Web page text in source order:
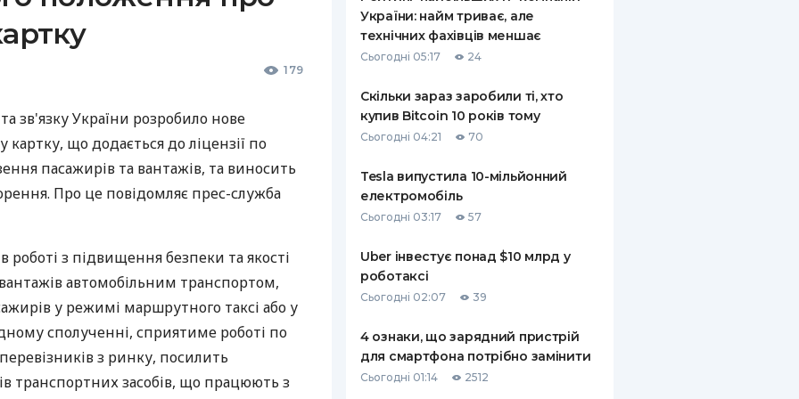
179
зв'язку України розробило нове
що додається до ліцензії по
пасажирів та вантажів, та виносить
Про це повідомляє прес-служба
з підвищення безпеки та якості
автомобільним транспортом,
у режимі маршрутного таксі або у
сполученні, сприятиме роботі по
з ринку, посилить
транспортних засобів, що працюють з
України: найм триває, але
технічних фахівців меншає
Сьогодні 05:17 24
Скільки зараз заробили ті, хто
купив Bitcoin 10 років тому
Сьогодні 04:21 70
Tesla випустила 10-мільйонний
електромобіль
Сьогодні 03:17 57
Uber інвестує понад $10 млрд у
роботаксі
Сьогодні 02:07 39
4 ознаки, що зарядний пристрій
для смартфона потрібно замінити
Сьогодні 01:14 2512